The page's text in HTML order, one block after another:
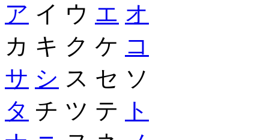
ア イ ウ エ オ
カ キ ク ケ コ
サ シ ス セ ソ
タ チ ツ テ
ト